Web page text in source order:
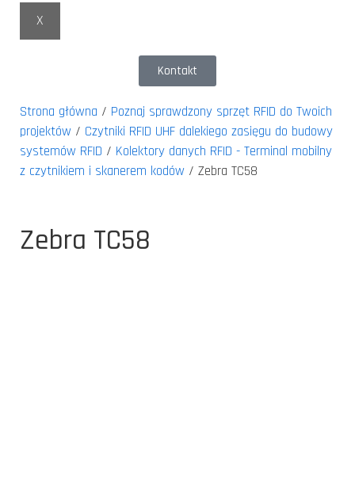
X
Kontakt
Strona główna / Poznaj sprawdzony sprzęt RFID do Twoich
projektów / Czytniki RFID UHF dalekiego zasięgu do budowy
systemów RFID / Kolektory danych RFID - Terminal mobilny
z czytnikiem i skanerem kodów / Zebra TC58
Zebra TC58